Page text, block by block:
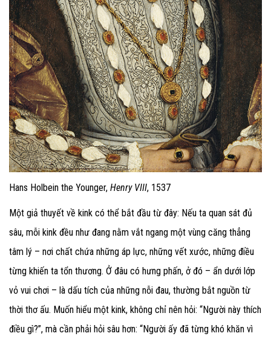
Hans Holbein the Younger, Henry VIII, 1537
Một giả thuyết về kink có thể bắt đầu từ đây: Nếu ta quan sát đủ
sâu, mỗi kink đều như đang nằm vắt ngang một vùng căng thẳng
tâm lý – nơi chất chứa những áp lực, những vết xước, những điều
từng khiến ta tổn thương. Ở đâu có hưng phấn, ở đó – ẩn dưới lớp
vỏ vui chơi – là dấu tích của những nỗi đau, thường bắt nguồn từ
thời thơ ấu. Muốn hiểu một kink, không chỉ nên hỏi: “Người này thích
điều gì?”, mà cần phải hỏi sâu hơn: “Người ấy đã từng khó khăn vì